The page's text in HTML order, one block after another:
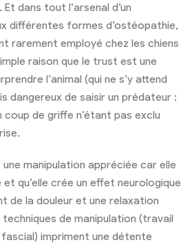
dans tout l’arsenal d’un
différentes formes d’ostéopathie,
rarement employé chez les chiens
raison que le trust est une
l’animal (qui ne s’y attend
dangereux de saisir un prédateur :
coup de griffe n’étant pas exclu
manipulation appréciée car elle
qu’elle crée un effet neurologique
de la douleur et une relaxation
de manipulation (travail
impriment une détente